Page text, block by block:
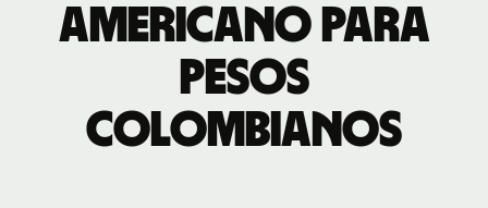
americano para
Pesos
colombianos